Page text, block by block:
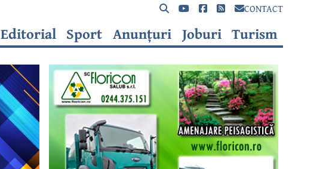
CONTACT
Editorial Sport Anunțuri Joburi Turism